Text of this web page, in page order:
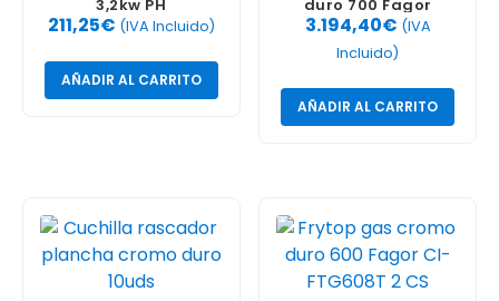
3,2kw PH
211,25€ (IVA Incluido)
AÑADIR AL CARRITO
duro 700 Fagor
FTG710CL
3.194,40€ (IVA
Incluido)
AÑADIR AL CARRITO